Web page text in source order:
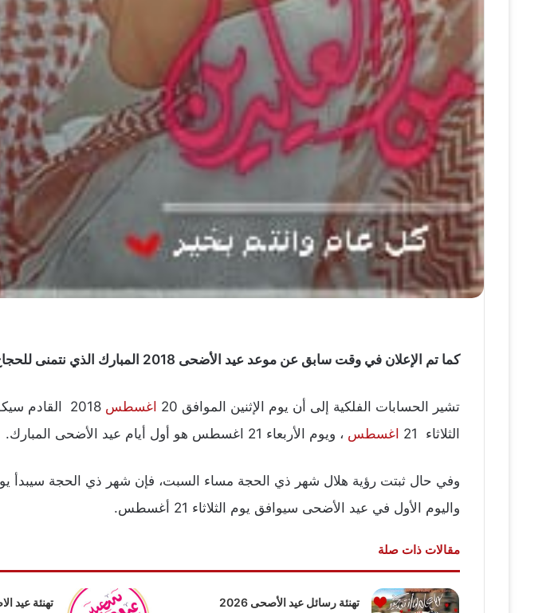
كما تم الإعلان في وقت سابق عن موعد عيد الأضحى 2018 المبارك الذي نتمنى للحجاج للبيت العتقيق حج مقبول وذنب مغفور وكل عام والجميع بألف صحه وخير.
تشير الحسابات الفلكية إلى أن يوم الإثنين الموافق 20 اغسطس
الثلاثاء 21
اغسطس ، ويوم الأربعاء 21 اغسطس هو أول أيام عيد الأضحى المبارك.
واليوم الأول في عيد الأضحى سيوافق يوم الثلاثاء 21 أغسطس.
مقالات ذات صلة
تهنئة رسائل عيد الأصحى 2026